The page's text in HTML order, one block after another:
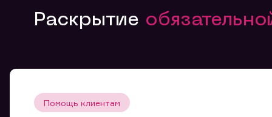
Раскрытие
Помощь клиентам